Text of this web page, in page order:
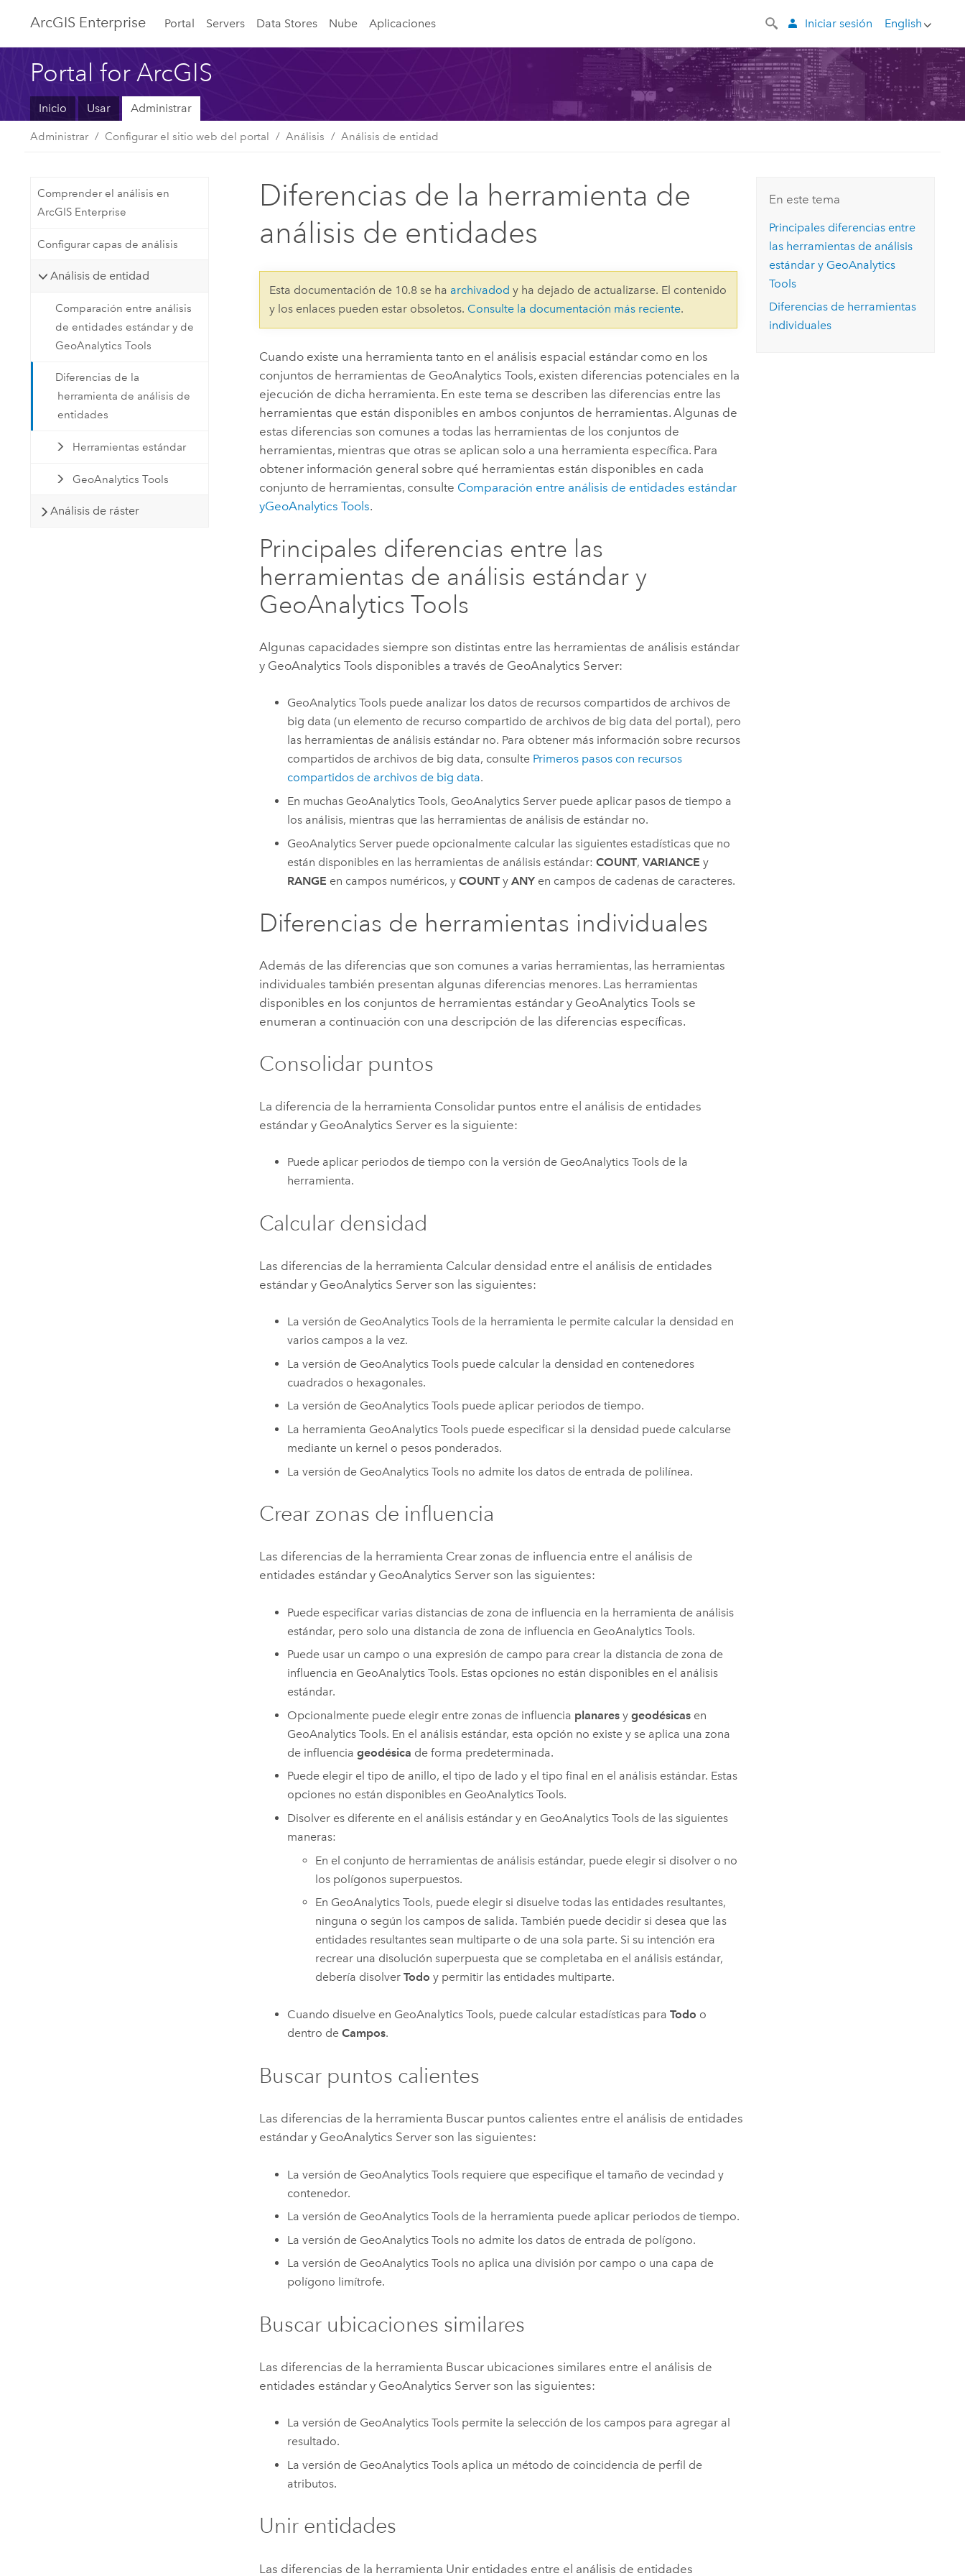
ArcGIS Enterprise Portal Servers Data Stores Nube Aplicaciones English
Iniciar sesión
Portal for ArcGIS
Inicio Usar Administrar
Administrar Configurar el sitio web del portal Análisis Análisis de entidad
Comprender el análisis en
ArcGIS Enterprise
Configurar capas de análisis
Análisis de entidad
Comparación entre análisis
de entidades estándar y de
GeoAnalytics Tools
Diferencias de la
herramienta de análisis de
entidades
Herramientas estándar
GeoAnalytics Tools
Análisis de ráster
Diferencias de la herramienta de
análisis de entidades
Esta documentación de 10.8 se ha archivadod y ha dejado de actualizarse. El contenido
y los enlaces pueden estar obsoletos. Consulte la documentación más reciente.
Cuando existe una herramienta tanto en el análisis espacial estándar como en los
conjuntos de herramientas de GeoAnalytics Tools, existen diferencias potenciales en la
ejecución de dicha herramienta. En este tema se describen las diferencias entre las
herramientas que están disponibles en ambos conjuntos de herramientas. Algunas de
estas diferencias son comunes a todas las herramientas de los conjuntos de
herramientas, mientras que otras se aplican solo a una herramienta específica. Para
obtener información general sobre qué herramientas están disponibles en cada
conjunto de herramientas, consulte Comparación entre análisis de entidades estándar
yGeoAnalytics Tools.
Principales diferencias entre las
herramientas de análisis estándar y
GeoAnalytics Tools
Algunas capacidades siempre son distintas entre las herramientas de análisis estándar
y GeoAnalytics Tools disponibles a través de GeoAnalytics Server:
GeoAnalytics Toolspuede analizar los datos de recursos compartidos de archivos de
big data (un elemento de recurso compartido de archivos de big data del portal), pero
las herramientas de análisis estándar no. Para obtener más información sobre recursos
compartidos de archivos de big data, consulte Primeros pasos con recursos
compartidos de archivos de big data.
En muchas GeoAnalytics Tools, GeoAnalytics Serverpuede aplicar pasos de tiempo a
los análisis, mientras que las herramientas de análisis de estándar no.
GeoAnalytics Serverpuede opcionalmente calcular las siguientes estadísticas que no
están disponibles en las herramientas de análisis estándar: COUNT, VARIANCE y
RANGE en campos numéricos, y COUNTy ANYen campos de cadenas de caracteres.
Diferencias de herramientas individuales
Además de las diferencias que son comunes a varias herramientas, las herramientas
individuales también presentan algunas diferencias menores. Las herramientas
disponibles en los conjuntos de herramientas estándar y GeoAnalytics Tools se
enumeran a continuación con una descripción de las diferencias específicas.
Consolidar puntos
La diferencia de la herramienta Consolidar puntos entre el análisis de entidades
estándar y GeoAnalytics Server es la siguiente:
Puede aplicar periodos de tiempo con la versión de GeoAnalytics Toolsde la
herramienta.
Calcular densidad
Las diferencias de la herramienta Calcular densidad entre el análisis de entidades
estándar y GeoAnalytics Server son las siguientes:
La versión de GeoAnalytics Toolsde la herramienta le permite calcular la densidad en
varios campos a la vez.
La versión de GeoAnalytics Toolspuede calcular la densidad en contenedores
cuadrados o hexagonales.
La versión de GeoAnalytics Toolspuede aplicar periodos de tiempo.
La herramienta GeoAnalytics Toolspuede especificar si la densidad puede calcularse
mediante un kernel o pesos ponderados.
La versión de GeoAnalytics Toolsno admite los datos de entrada de polilínea.
Crear zonas de influencia
Las diferencias de la herramienta Crear zonas de influencia entre el análisis de
entidades estándar y GeoAnalytics Server son las siguientes:
Puede especificar varias distancias de zona de influencia en la herramienta de análisis
estándar, pero solo una distancia de zona de influencia en GeoAnalytics Tools.
Puede usar un campo o una expresión de campo para crear la distancia de zona de
influencia en GeoAnalytics Tools. Estas opciones no están disponibles en el análisis
estándar.
Opcionalmente puede elegir entre zonas de influencia planaresy geodésicasen
GeoAnalytics Tools. En el análisis estándar, esta opción no existe y se aplica una zona
de influencia geodésica de forma predeterminada.
Puede elegir el tipo de anillo, el tipo de lado y el tipo final en el análisis estándar. Estas
opciones no están disponibles en GeoAnalytics Tools.
Disolver es diferente en el análisis estándar y en GeoAnalytics Toolsde las siguientes
maneras:
En el conjunto de herramientas de análisis estándar, puede elegir si disolver o no
los polígonos superpuestos.
En GeoAnalytics Tools, puede elegir si disuelve todas las entidades resultantes,
ninguna o según los campos de salida. También puede decidir si desea que las
entidades resultantes sean multiparte o de una sola parte. Si su intención era
recrear una disolución superpuesta que se completaba en el análisis estándar,
debería disolver Todo y permitir las entidades multiparte.
Cuando disuelve en GeoAnalytics Tools, puede calcular estadísticas para Todo o
dentro de Campos.
Buscar puntos calientes
Las diferencias de la herramienta Buscar puntos calientes entre el análisis de entidades
estándar y GeoAnalytics Server son las siguientes:
La versión de GeoAnalytics Toolsrequiere que especifique el tamaño de vecindad y
contenedor.
La versión de GeoAnalytics Toolsde la herramienta puede aplicar periodos de tiempo.
La versión de GeoAnalytics Toolsno admite los datos de entrada de polígono.
La versión de GeoAnalytics Toolsno aplica una división por campo o una capa de
polígono limítrofe.
Buscar ubicaciones similares
Las diferencias de la herramienta Buscar ubicaciones similares entre el análisis de
entidades estándar y GeoAnalytics Server son las siguientes:
La versión de GeoAnalytics Toolspermite la selección de los campos para agregar al
resultado.
La versión de GeoAnalytics Toolsaplica un método de coincidencia de perfil de
atributos.
Unir entidades
Las diferencias de la herramienta Unir entidades entre el análisis de entidades
En este tema
Principales diferencias entre
las herramientas de análisis
estándar y GeoAnalytics
Tools
Diferencias de herramientas
individuales